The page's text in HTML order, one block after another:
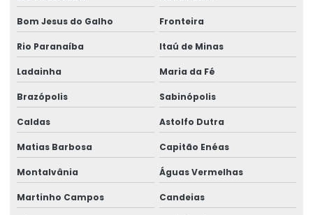
Bom Jesus do Galho Fronteira
Rio Paranaíba Itaú de Minas
Ladainha Maria da Fé
Brazópolis Sabinópolis
Caldas Astolfo Dutra
Matias Barbosa Capitão Enéas
Montalvânia Águas Vermelhas
Martinho Campos Candeias